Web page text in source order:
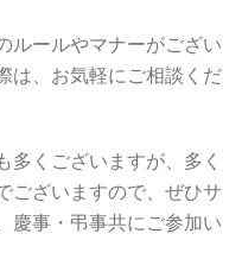
ルールやマナーがござい
は、お気軽にご相談くだ
多くございますが、多く
ございますので、ぜひサ
慶事・弔事共にご参加い